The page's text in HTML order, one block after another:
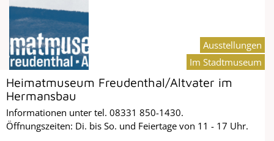
Heimatmuseum Freudenthal/Altvater im
Hermansbau
Informationen unter tel. 08331 850-1430.
Öffnungszeiten: Di. bis So. und Feiertage von 11 - 17 Uhr.
Ausstellungen
Im Stadtmuseum